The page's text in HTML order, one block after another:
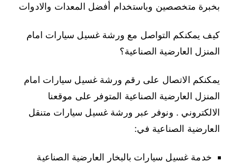
بخبرة متخصصين وباستخدام أفضل المعدات والادوات
كيف يمكنكم التواصل مع ورشة غسيل سيارات امام
المنزل العارضية الصناعية؟
يمكنكم الاتصال على رقم ورشة غسيل سيارات امام
المنزل العارضية الصناعية المتوفر على موقعنا
الالكتروني . ونوفر عبر ورشة غسيل سيارات متنقل
العارضية الصناعية في:
خدمة غسيل سيارات بالبخار العارضية الصناعية